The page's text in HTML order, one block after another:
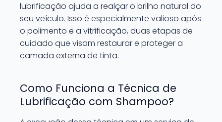
lubrificação ajuda a realçar o brilho natural do
seu veículo. Isso é especialmente valioso após
o polimento e a vitrificação, duas etapas de
cuidado que visam restaurar e proteger a
camada externa de tinta.
Como Funciona a Técnica de
Lubrificação com Shampoo?